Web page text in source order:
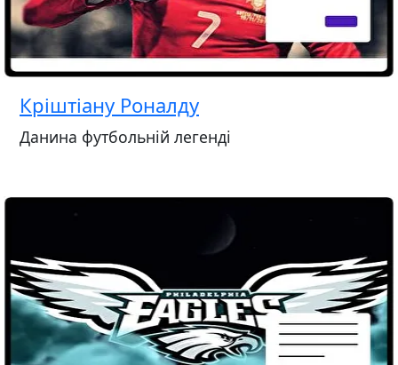
Кріштіану Роналду
Данина футбольній легенді